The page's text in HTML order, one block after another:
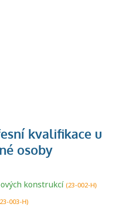
konstrukcí (23-002-H)
003-H)